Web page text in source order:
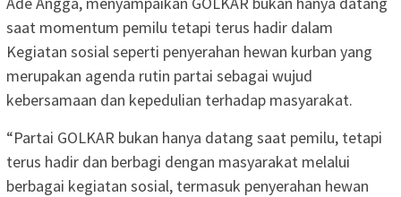
saat momentum pemilu tetapi terus hadir dalam
Kegiatan sosial seperti penyerahan hewan kurban yang
merupakan agenda rutin partai sebagai wujud
kebersamaan dan kepedulian terhadap masyarakat.
“Partai GOLKAR bukan hanya datang saat pemilu, tetapi
terus hadir dan berbagi dengan masyarakat melalui
berbagai kegiatan sosial, termasuk penyerahan hewan